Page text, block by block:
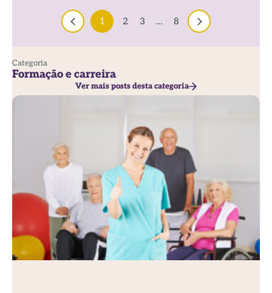
1 2 3 … 8
Categoria
Formação e carreira
Ver mais posts desta categoria